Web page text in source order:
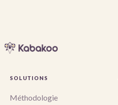
SOLUTIONS
Méthodologie